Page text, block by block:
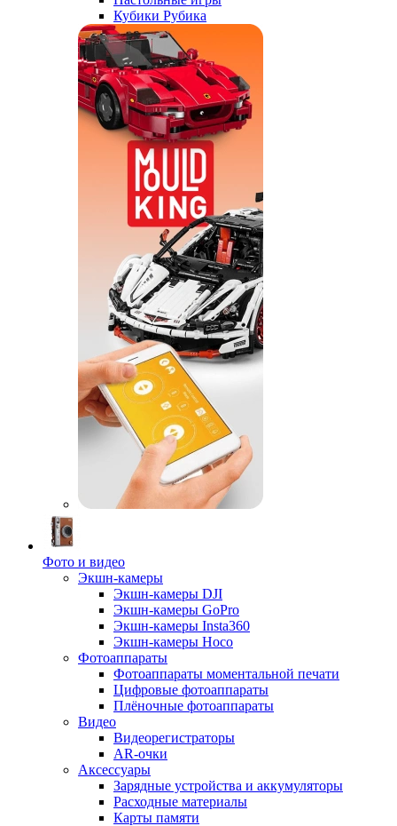
Кубики Рубика
Фото и видео
Экшн-камеры
Экшн-камеры DJI
Экшн-камеры GoPro
Экшн-камеры Insta360
Экшн-камеры Hoco
Фотоаппараты
Фотоаппараты моментальной печати
Цифровые фотоаппараты
Плёночные фотоаппараты
Видео
Видеорегистраторы
AR-очки
Аксессуары
Зарядные устройства и аккумуляторы
Расходные материалы
Карты памяти